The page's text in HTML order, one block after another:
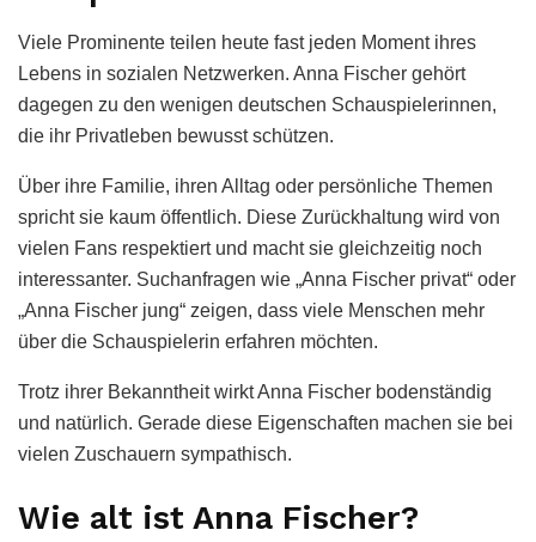
Viele Prominente teilen heute fast jeden Moment ihres
Lebens in sozialen Netzwerken. Anna Fischer gehört
dagegen zu den wenigen deutschen Schauspielerinnen,
die ihr Privatleben bewusst schützen.
Über ihre Familie, ihren Alltag oder persönliche Themen
spricht sie kaum öffentlich. Diese Zurückhaltung wird von
vielen Fans respektiert und macht sie gleichzeitig noch
interessanter. Suchanfragen wie „Anna Fischer privat“ oder
„Anna Fischer jung“ zeigen, dass viele Menschen mehr
über die Schauspielerin erfahren möchten.
Trotz ihrer Bekanntheit wirkt Anna Fischer bodenständig
und natürlich. Gerade diese Eigenschaften machen sie bei
vielen Zuschauern sympathisch.
Wie alt ist Anna Fischer?